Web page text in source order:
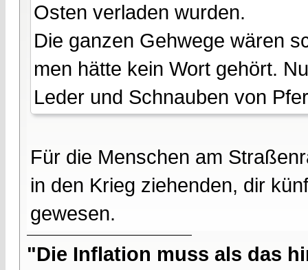
Osten verladen wurden.
Die ganzen Gehwege wären
men hätte kein Wort gehört.
Leder und Schnauben von
Für die Menschen am
in den Krieg ziehenden, dir
gewesen.
"Die Inflation muss als das